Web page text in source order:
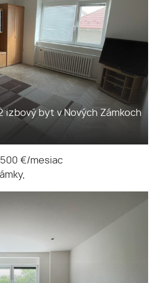
izbový byt v Nových Zámkoch
500 €/mesiac